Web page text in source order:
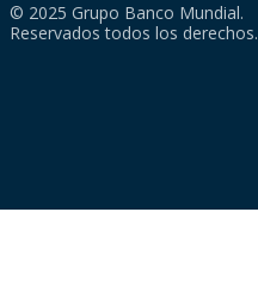
© 2025 Grupo Banco Mundial.
Reservados todos los derechos.